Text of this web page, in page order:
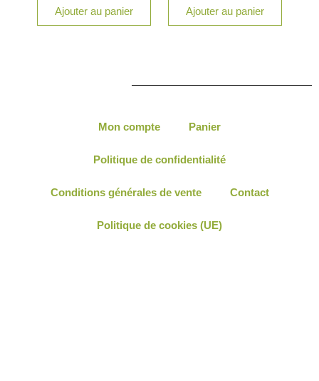
Ajouter au panier Ajouter au panier
Mon compte Panier
Politique de confidentialité
Conditions générales de vente Contact
Politique de cookies (UE)